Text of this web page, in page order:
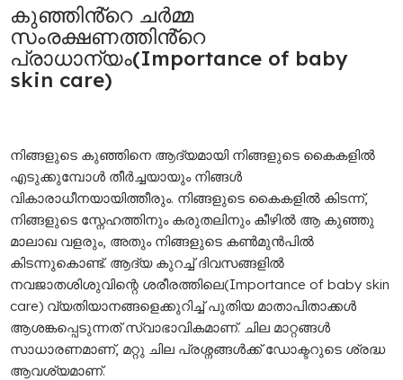
കുഞ്ഞിൻ്റെ ചർമ്മ
സംരക്ഷണത്തിൻ്റെ
പ്രാധാന്യം(Importance of baby
skin care)
നിങ്ങളുടെ കുഞ്ഞിനെ ആദ്യമായി നിങ്ങളുടെ കൈകളിൽ
എടുക്കുമ്പോൾ തീർച്ചയായും നിങ്ങൾ
വികാരാധീനയായിത്തീരും. നിങ്ങളുടെ കൈകളിൽ കിടന്ന്,
നിങ്ങളുടെ സ്നേഹത്തിനും കരുതലിനും കീഴിൽ ആ കുഞ്ഞു
മാലാഖ വളരും, അതും നിങ്ങളുടെ കൺമുൻപിൽ
കിടന്നുകൊണ്ട്. ആദ്യ കുറച്ച് ദിവസങ്ങളിൽ
നവജാതശിശുവിന്റെ ശരീരത്തിലെ(Importance of baby skin
care) വ്യതിയാനങ്ങളെക്കുറിച്ച് പുതിയ മാതാപിതാക്കൾ
ആശങ്കപ്പെടുന്നത് സ്വാഭാവികമാണ്. ചില മാറ്റങ്ങൾ
സാധാരണമാണ്, മറ്റു ചില പ്രശ്നങ്ങൾക്ക് ഡോക്ടറുടെ ശ്രദ്ധ
ആവശ്യമാണ്.